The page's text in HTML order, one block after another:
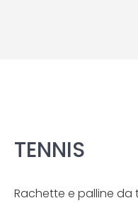
TENNIS
Rachette e palline da